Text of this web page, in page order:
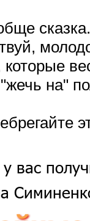
которые
на"
вас